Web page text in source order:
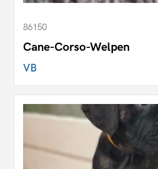
86150
Cane-Corso-Welpen
VB